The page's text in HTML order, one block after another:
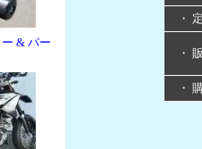
& パー
・
・
・